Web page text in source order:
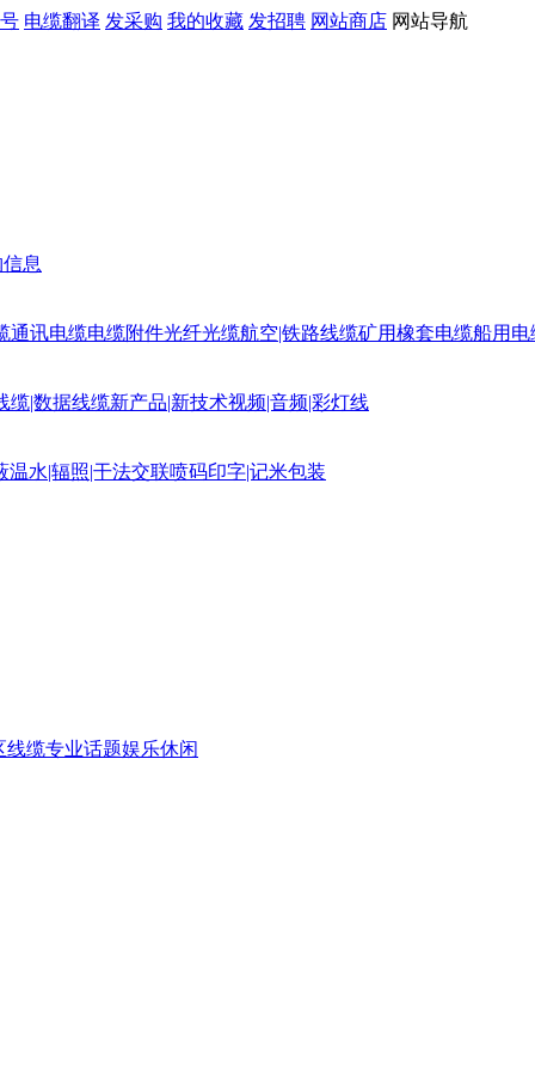
电缆翻译 发采购 我的收藏 发招聘 网站商店 网站导航
息
通讯电缆电缆附件光纤光缆航空|铁路线缆矿用橡套电缆船用电
缆|数据线缆新产品|新技术视频|音频|彩灯线
温水|辐照|干法交联喷码印字|记米包装
线缆专业话题娱乐休闲